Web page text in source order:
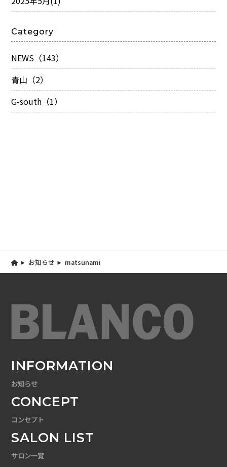
Category
NEWS（143）
青山（2）
G-south（1）
お知らせ matsunami
INFORMATION
お知らせ
CONCEPT
コンセプト
SALON LIST
サロン一覧